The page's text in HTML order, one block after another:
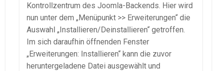
Kontrollzentrum des Joomla-Backends. Hier wird
nun unter dem „Menüpunkt >> Erweiterungen“ die
Auswahl „Installieren/Deinstallieren“ getroffen.
Im sich daraufhin öffnenden Fenster
„Erweiterungen: Installieren“ kann die zuvor
heruntergeladene Datei ausgewählt und